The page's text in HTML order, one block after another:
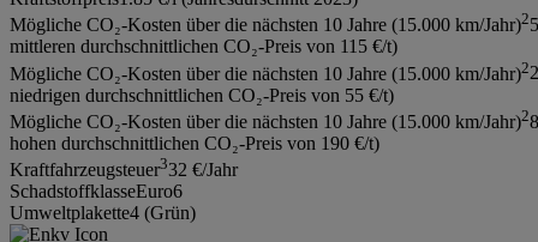
Mögliche CO₂-Kosten über die nächsten 10 Jahre (15.000 km/Jahr)2
mittleren durchschnittlichen CO₂-Preis von 115 €/t)
Mögliche CO₂-Kosten über die nächsten 10 Jahre (15.000 km/Jahr)2
niedrigen durchschnittlichen CO₂-Preis von 55 €/t)
Mögliche CO₂-Kosten über die nächsten 10 Jahre (15.000 km/Jahr)2
hohen durchschnittlichen CO₂-Preis von 190 €/t)
Kraftfahrzeugsteuer332 €/Jahr
SchadstoffklasseEuro6
Umweltplakette4 (Grün)